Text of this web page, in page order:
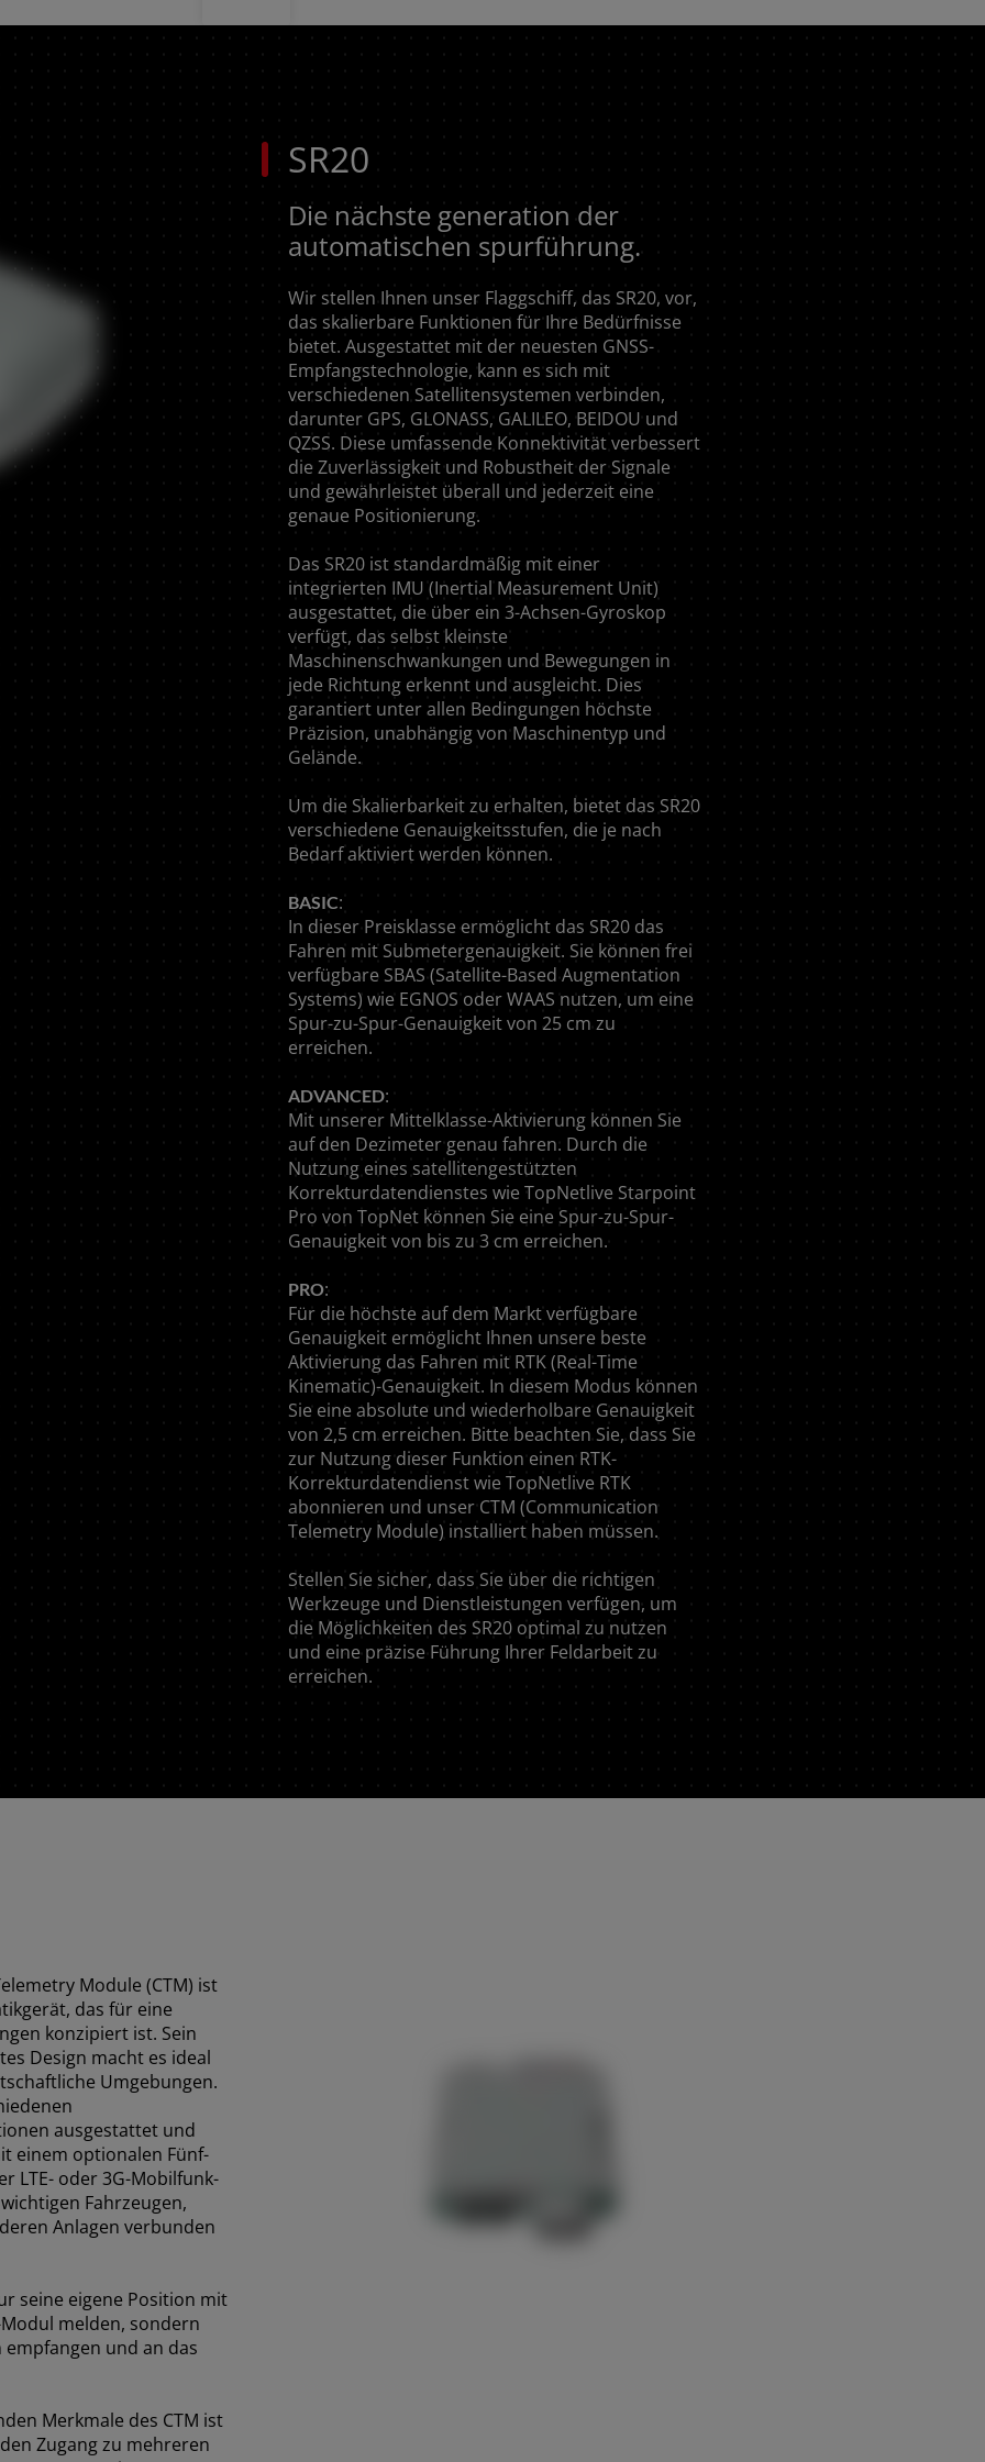
FAR EAST AND
Far East and Pacific (English)
EUROPE
Central Europe (Deutsch)
Deutschland (Deutsch)
España (Español)
France (Français)
Italia (Italiano)
Portugal (Português)
Schweiz (Deutsch)
South East Europe (English)
Für den newsletter anmelden Vertragshändler suchen
SR20
Die nächste generation der
automatischen spurführung.
Wir stellen Ihnen unser Flaggschiff, das SR20, vor,
das skalierbare Funktionen für Ihre Bedürfnisse
bietet. Ausgestattet mit der neuesten GNSS-
Empfangstechnologie, kann es sich mit
verschiedenen Satellitensystemen verbinden,
darunter GPS, GLONASS, GALILEO, BEIDOU und
QZSS. Diese umfassende Konnektivität verbessert
die Zuverlässigkeit und Robustheit der Signale
und gewährleistet überall und jederzeit eine
genaue Positionierung.
Das SR20 ist standardmäßig mit einer
integrierten IMU (Inertial Measurement Unit)
ausgestattet, die über ein 3-Achsen-Gyroskop
verfügt, das selbst kleinste
Maschinenschwankungen und Bewegungen in
jede Richtung erkennt und ausgleicht. Dies
garantiert unter allen Bedingungen höchste
Präzision, unabhängig von Maschinentyp und
Gelände.
Um die Skalierbarkeit zu erhalten, bietet das SR20
verschiedene Genauigkeitsstufen, die je nach
Bedarf aktiviert werden können.
BASIC:
In dieser Preisklasse ermöglicht das SR20 das
Fahren mit Submetergenauigkeit. Sie können frei
verfügbare SBAS (Satellite-Based Augmentation
Systems) wie EGNOS oder WAAS nutzen, um eine
Spur-zu-Spur-Genauigkeit von 25 cm zu
erreichen.
ADVANCED:
Mit unserer Mittelklasse-Aktivierung können Sie
auf den Dezimeter genau fahren. Durch die
Nutzung eines satellitengestützten
Korrekturdatendienstes wie TopNetlive Starpoint
Pro von TopNet können Sie eine Spur-zu-Spur-
Genauigkeit von bis zu 3 cm erreichen.
PRO:
Für die höchste auf dem Markt verfügbare
Genauigkeit ermöglicht Ihnen unsere beste
Aktivierung das Fahren mit RTK (Real-Time
Kinematic)-Genauigkeit. In diesem Modus können
Sie eine absolute und wiederholbare Genauigkeit
von 2,5 cm erreichen. Bitte beachten Sie, dass Sie
zur Nutzung dieser Funktion einen RTK-
Korrekturdatendienst wie TopNetlive RTK
abonnieren und unser CTM (Communication
Telemetry Module) installiert haben müssen.
Stellen Sie sicher, dass Sie über die richtigen
Werkzeuge und Dienstleistungen verfügen, um
die Möglichkeiten des SR20 optimal zu nutzen
und eine präzise Führung Ihrer Feldarbeit zu
erreichen.
Module (CTM) ist
das für eine
konzipiert ist. Sein
Design macht es ideal
Umgebungen.
ausgestattet und
einem optionalen Fünf-
LTE- oder 3G-Mobilfunk-
Fahrzeugen,
Anlagen verbunden
seine eigene Position mit
melden, sondern
und an das
Merkmale des CTM ist
Zugang zu mehreren